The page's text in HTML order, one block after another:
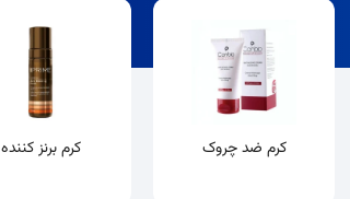
کرم ضد چروک کرم برنز کننده